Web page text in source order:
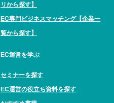
リから探す】
EC専門ビジネスマッチング【企業一
覧から探す】
EC運営を学ぶ
セミナーを探す
EC運営の役立ち資料を探す